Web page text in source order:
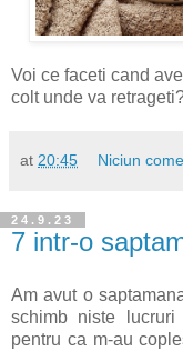
Voi ce faceti cand
colt unde va
at 20:45 Niciun
24.9.23
7 intr-o
Am avut o
schimb niste
pentru ca m-au